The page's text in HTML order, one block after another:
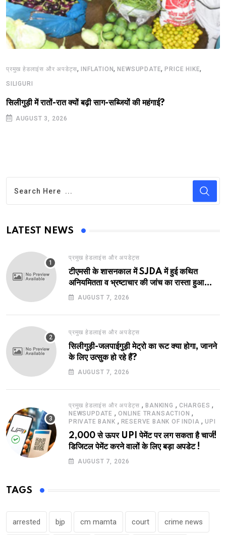
प्रमुख हेडलाइंस और अपडेट्स, INFLATION,NEWSUPDATE,PRICE HIKE,
SILIGURI
सिलीगुड़ी में रातों-रात क्यों बढ़ी साग-सब्जियों की महंगाई?
AUGUST 3, 2026
LATEST NEWS
प्रमुख हेडलाइंस और अपडेट्स
टीएमसी के शासनकाल में SJDA में हुई कथित
अनियमितता व भ्रष्टाचार की जांच का रास्ता हुआ
प्रशस्त! एक नए अवतार में लौटा SJDA!
AUGUST 7, 2026
प्रमुख हेडलाइंस और अपडेट्स
सिलीगुड़ी-जलपाईगुड़ी मेट्रो का रूट क्या होगा, जानने
के लिए उत्सुक हो रहे हैं?
AUGUST 7, 2026
प्रमुख हेडलाइंस और अपडेट्स ,BANKING , CHARGES ,
NEWSUPDATE , ONLINE TRANSACTION ,
PRIVATE BANK , RESERVE BANK OF INDIA ,UPI
2,000 से ऊपर UPI पेमेंट पर लग सकता है चार्ज!
डिजिटल पेमेंट करने वालों के लिए बड़ा अपडेट !
AUGUST 7, 2026
TAGS
arrested bjp cm mamta court crime news